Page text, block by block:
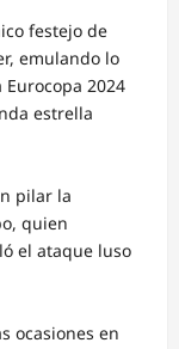
festejo de
emulando lo
2024
estrella
pilar la
quien
el ataque luso
ocasiones en